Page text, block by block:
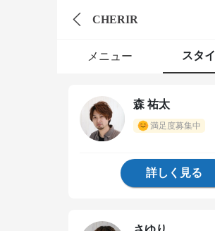
CHERIR
メニュー スタ
森 祐太
満足度募集中
詳しく見る